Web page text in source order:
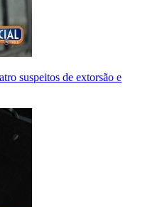
suspeitos de extorsão e